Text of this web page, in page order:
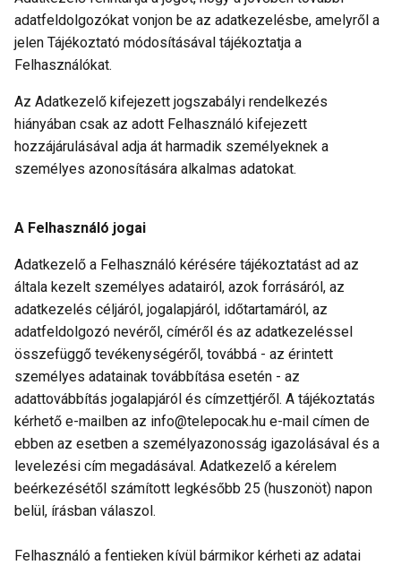
adatfeldolgozókat vonjon be az adatkezelésbe, amelyről a
jelen Tájékoztató módosításával tájékoztatja a
Felhasználókat.
Az Adatkezelő kifejezett jogszabályi rendelkezés
hiányában csak az adott Felhasználó kifejezett
hozzájárulásával adja át harmadik személyeknek a
személyes azonosítására alkalmas adatokat.
A Felhasználó jogai
Adatkezelő a Felhasználó kérésére tájékoztatást ad az
általa kezelt személyes adatairól, azok forrásáról, az
adatkezelés céljáról, jogalapjáról, időtartamáról, az
adatfeldolgozó nevéről, címéről és az adatkezeléssel
összefüggő tevékenységéről, továbbá - az érintett
személyes adatainak továbbítása esetén - az
adattovábbítás jogalapjáról és címzettjéről. A tájékoztatás
kérhető e-mailben az info@telepocak.hu e-mail címen de
ebben az esetben a személyazonosság igazolásával és a
levelezési cím megadásával. Adatkezelő a kérelem
beérkezésétől számított legkésőbb 25 (huszonöt) napon
belül, írásban válaszol.
Felhasználó a fentieken kívül bármikor kérheti az adatai